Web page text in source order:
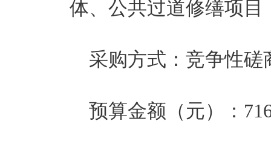
体、公共过道修缮项目
采购方式：竞争
预算金额（元）：